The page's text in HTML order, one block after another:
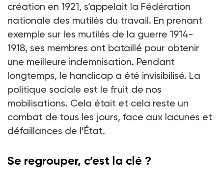
création en 1921, s’appelait la Fédération
nationale des mutilés du travail. En prenant
exemple sur les mutilés de la guerre 1914-
1918, ses membres ont bataillé pour obtenir
une meilleure indemnisation. Pendant
longtemps, le handicap a été invisibilisé. La
politique sociale est le fruit de nos
mobilisations. Cela était et cela reste un
combat de tous les jours, face aux lacunes et
défaillances de l’État.
Se regrouper, c’est la clé ?